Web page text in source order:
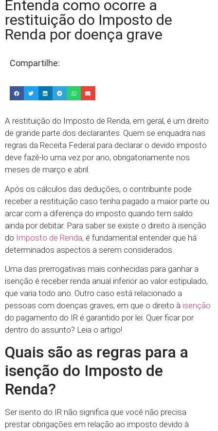
Entenda como ocorre a
restituição do Imposto de
Renda por doença grave
Compartilhe:
A restituição do Imposto de Renda, em geral, é um direito
de grande parte dos declarantes. Quem se enquadra nas
regras da Receita Federal para declarar o devido imposto
deve fazê-lo uma vez por ano, obrigatoriamente nos
meses de março e abril.
Após os cálculos das deduções, o contribuinte pode
receber a restituição caso tenha pagado a maior parte ou
arcar com a diferença do imposto quando tem saldo
ainda por debitar. Para saber se existe o direito à isenção
do Imposto de Renda, é fundamental entender que há
determinados aspectos a serem considerados.
Uma das prerrogativas mais conhecidas para ganhar a
isenção é receber renda anual inferior ao valor estipulado,
que varia todo ano. Outro caso está relacionado a
pessoas com doenças graves, em que o direito à isenção
do pagamento do IR é garantido por lei. Quer ficar por
dentro do assunto? Leia o artigo!
Quais são as regras para a
isenção do Imposto de
Renda?
Ser isento do IR não significa que você não precisa
prestar obrigações em relação ao imposto devido à